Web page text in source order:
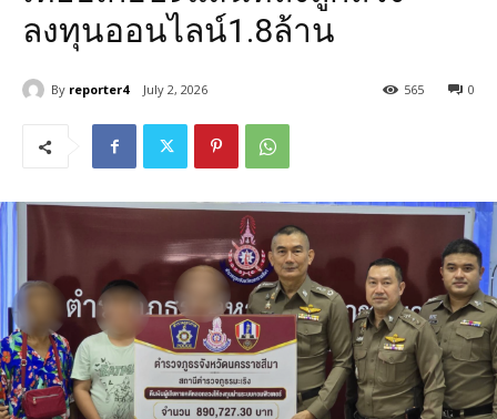
ลงทุนออนไลน์1.8ล้าน
By reporter4 July 2, 2026 0
565